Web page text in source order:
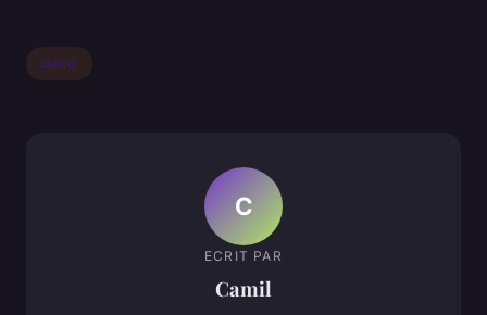
deco
C
ECRIT PAR
Camil